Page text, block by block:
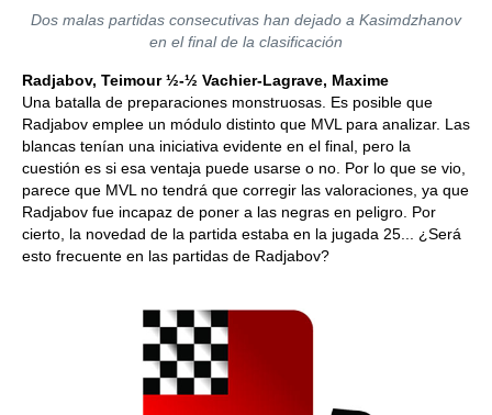
Dos malas partidas consecutivas han dejado a Kasimdzhanov
en el final de la clasificación
Radjabov, Teimour ½-½ Vachier-Lagrave, Maxime
Una batalla de preparaciones monstruosas. Es posible que
Radjabov emplee un módulo distinto que MVL para analizar. Las
blancas tenían una iniciativa evidente en el final, pero la
cuestión es si esa ventaja puede usarse o no. Por lo que se vio,
parece que MVL no tendrá que corregir las valoraciones, ya que
Radjabov fue incapaz de poner a las negras en peligro. Por
cierto, la novedad de la partida estaba en la jugada 25... ¿Será
esto frecuente en las partidas de Radjabov?